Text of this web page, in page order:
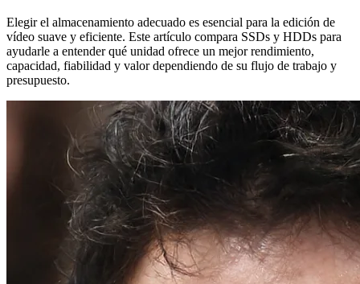
Elegir el almacenamiento adecuado es esencial para la edición de
vídeo suave y eficiente. Este artículo compara SSDs y HDDs para
ayudarle a entender qué unidad ofrece un mejor rendimiento,
capacidad, fiabilidad y valor dependiendo de su flujo de trabajo y
presupuesto.